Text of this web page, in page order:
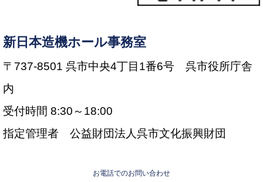
新日本造機ホール事務室
〒737-8501 呉市中央4丁目1番6号 呉市役所庁舎
内
受付時間 8:30～18:00
指定管理者 公益財団法人呉市文化振興財団
お電話でのお問い合わせ